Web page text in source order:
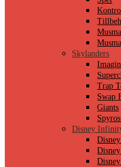
Skylanders
Trap
Swap
Giants
Disney